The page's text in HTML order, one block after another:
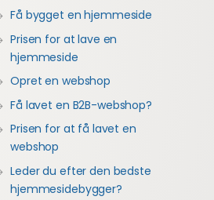
Få bygget en hjemmeside
Prisen for at lave en
hjemmeside
Opret en webshop
Få lavet en B2B-webshop?
Prisen for at få lavet en
webshop
Leder du efter den bedste
hjemmesidebygger?